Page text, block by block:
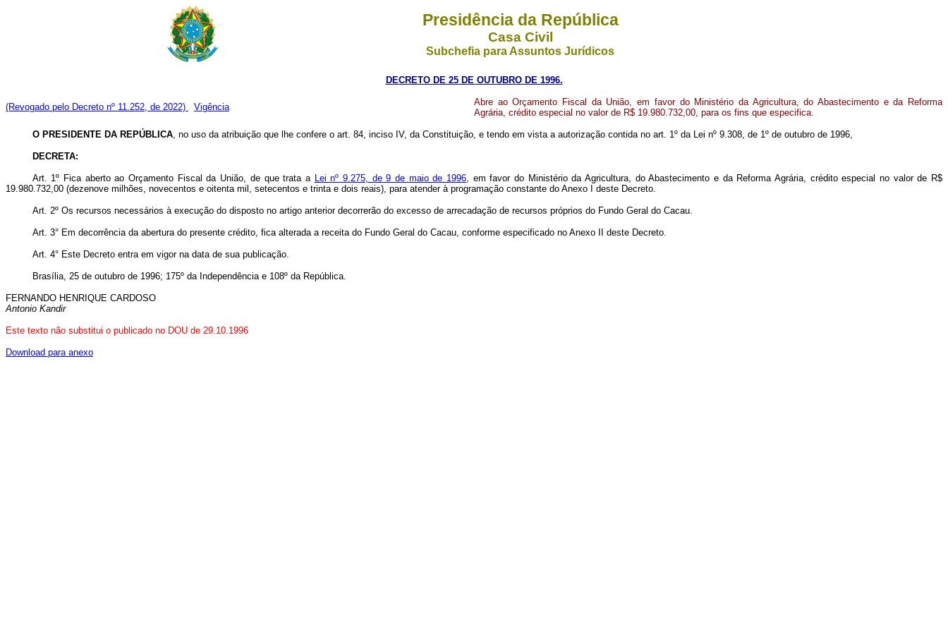
Presidência da República
Casa Civil
Subchefia para Assuntos Jurídicos
DECRETO DE 25 DE OUTUBRO DE 1996.
(Revogado pelo Decreto nº 11.252, de 2022) Vigência
Abre ao Orçamento Fiscal da União, em favor do Ministério da Agricultura, do Abastecimento e da Reforma
Agrária, crédito especial no valor de R$ 19.980.732,00, para os fins que especifica.
O PRESIDENTE DA REPÚBLICA, no uso da atribuição que lhe confere o art. 84, inciso IV, da Constituição, e tendo em vista a autorização contida no art. 1º da Lei nº 9.308, de 1º de outubro de 1996,
DECRETA:
Art. 1º Fica aberto ao Orçamento Fiscal da União, de que trata a Lei nº 9.275, de 9 de maio de 1996, em favor do Ministério da Agricultura, do Abastecimento e da Reforma Agrária, crédito especial no valor de R$
19.980.732,00 (dezenove milhões, novecentos e oitenta mil, setecentos e trinta e dois reais), para atender à programação constante do Anexo I deste Decreto.
Art. 2º Os recursos necessários à execução do disposto no artigo anterior decorrerão do excesso de arrecadação de recursos próprios do Fundo Geral do Cacau.
Art. 3° Em decorrência da abertura do presente crédito, fica alterada a receita do Fundo Geral do Cacau, conforme especificado no Anexo II deste Decreto.
Art. 4° Este Decreto entra em vigor na data de sua publicação.
Brasília, 25 de outubro de 1996; 175º da Independência e 108º da República.
FERNANDO HENRIQUE CARDOSO
Antonio Kandir
Este texto não substitui o publicado no DOU de 29.10.1996
Download para anexo